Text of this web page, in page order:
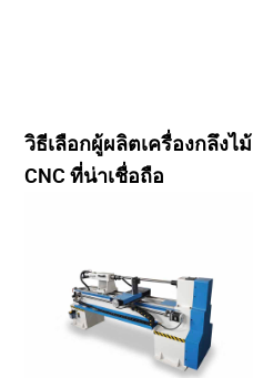
วิธีเลือกผู้ผลิตเครื่องกลึงไม้
CNC ที่น่าเชื่อถือ